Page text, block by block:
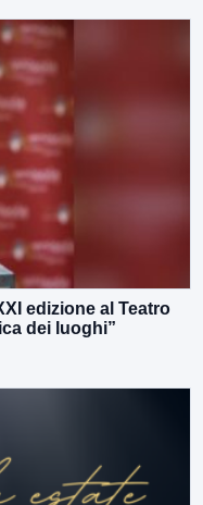
edizione al Teatro
dei luoghi”